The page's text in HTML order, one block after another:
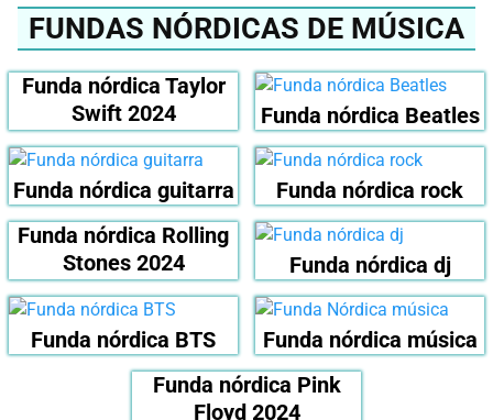
FUNDAS NÓRDICAS DE MÚSICA
Funda nórdica Taylor
Swift 2024
Funda nórdica Beatles
Funda nórdica guitarra
Funda nórdica rock
Funda nórdica Rolling
Stones 2024
Funda nórdica dj
Funda nórdica BTS
Funda nórdica música
Funda nórdica Pink
Floyd 2024